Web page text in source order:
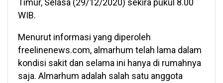
Timur, Selasa (29/12/2020) sekira pukul 8.00
WIB.
Menurut informasi yang diperoleh
freelinenews.com, almarhum telah lama dalam
kondisi sakit dan selama ini hanya di rumahnya
saja. Almarhum adalah salah satu anggota